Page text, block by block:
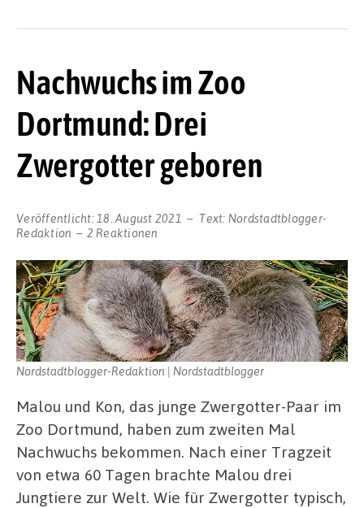
Nachwuchs im Zoo
Dortmund: Drei
Zwergotter geboren
Veröffentlicht: 18. August 2021 Text: Nordstadtblogger-
Redaktion
2 Reaktionen
Nordstadtblogger-Redaktion | Nordstadtblogger
Malou und Kon, das junge Zwergotter-Paar im
Zoo Dortmund, haben zum zweiten Mal
Nachwuchs bekommen. Nach einer Tragzeit
von etwa 60 Tagen brachte Malou drei
Jungtiere zur Welt. Wie für Zwergotter typisch,